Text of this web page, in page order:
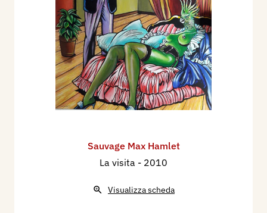
Sauvage Max Hamlet
La visita - 2010
Visualizza scheda